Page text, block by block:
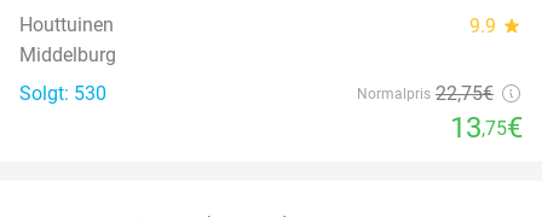
Houttuinen 9.9 star
Middelburg
Solgt: 530
Normalpris 22,75€
13,75€